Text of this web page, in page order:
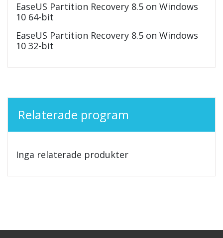
EaseUS Partition Recovery 8.5 on Windows
10 64-bit
EaseUS Partition Recovery 8.5 on Windows
10 32-bit
Relaterade program
Inga relaterade produkter